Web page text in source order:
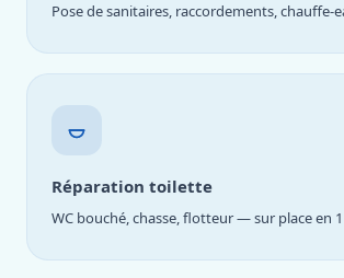
Pose de sanitaires, raccordements, chauffe-
Réparation toilette
WC bouché, chasse, flotteur — sur place en